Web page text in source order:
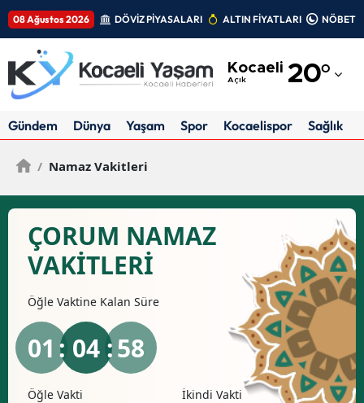
08 Ağustos 2026 DÖVİZ PİYASALARI ALTIN FİYATLARI
Kocaeli
Açık 20°
Adıyaman
Antalya
Artvin
Aydın
Balıkesir
Bilecik
Gündem Dünya Yaşam Spor Kocaelispor Sağlık
/ Namaz Vakitleri
ÇORUM NAMAZ
VAKİTLERİ
Öğle Vaktine Kalan Süre
01 : 04 :57
Öğle Vakti İkindi Vakti